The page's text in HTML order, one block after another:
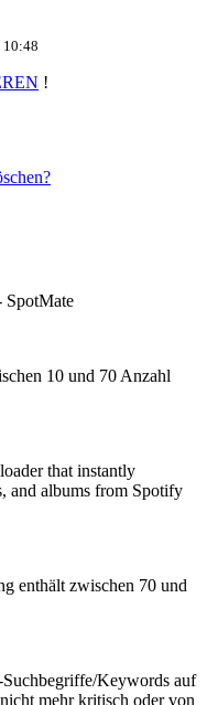
10:48
!
SpotMate
10 und 70 Anzahl
that instantly
and albums from Spotify
enthält zwischen 70 und
Keywords auf
mehr kritisch oder von